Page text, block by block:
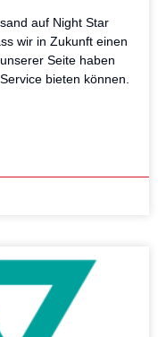
auf Night Star
wir in Zukunft einen
Seite haben
bieten können.